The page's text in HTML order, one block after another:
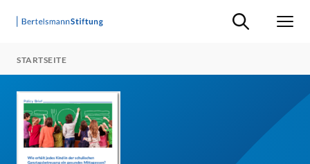
Suche ein-/
STARTSEITE